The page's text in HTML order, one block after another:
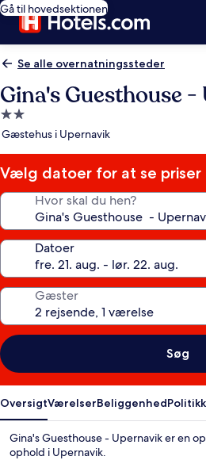
Gå til hovedsektionen
Se alle overnatningssteder
Gina's Guesthouse
2.0-
stjernet
Gæstehus i Upernavik
Vælg datoer for at se priser
Hvor skal du hen?
Datoer
Gæster
Søg
OversigtVærelserBeliggenhed
Gina's Guesthouse - Upernavik er en
ophold i Upernavik.